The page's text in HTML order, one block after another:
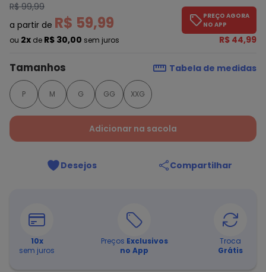
R$ 99,99
a partir de R$ 59,99
ou 2x de R$ 30,00 sem juros
PREÇO AGORA
NO APP
R$ 44,99
Tamanhos Tabela de medidas
P M G GG XXG
Adicionar na sacola
Desejos Compartilhar
10x
sem juros
Preços Exclusivos
no App
Troca
Grátis